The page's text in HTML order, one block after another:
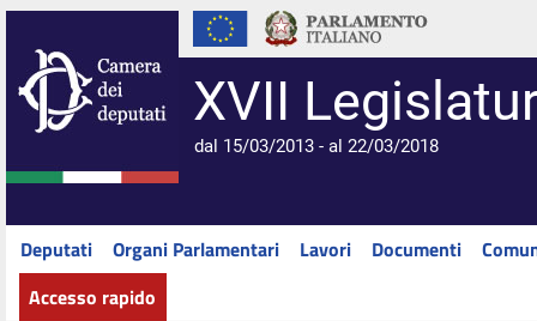
XVII
dal 15/03/2013 - al 22/03/2018
Deputati Organi Parlamentari Lavori Documenti
Accesso rapido